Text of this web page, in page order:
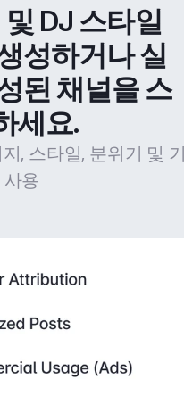
및 DJ 스타일
성하거나 실
된 채널을 스
세요.
, 스타일, 분위기 및 기
용